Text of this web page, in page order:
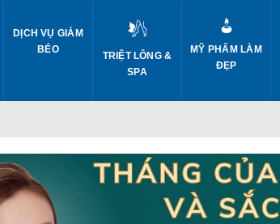
DỊCH VỤ GIẢM
BÉO
TRIỆT LÔNG &
SPA
MỸ PHẨM LÀM
ĐẸP